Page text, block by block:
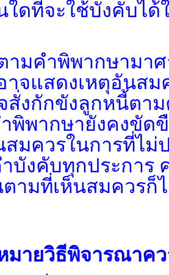
ใดที่จะใช้บังคับไ
มคำพิพากษามา
าจแสดงเหตุอันส
สั่งกักขังลูกหนี้ตา
พิพากษายังคงขัด
สมควรในการที่ไ
บังคับทุกประการ
ามที่เห็นสมควรก็
มายวิธีพิจารณาค